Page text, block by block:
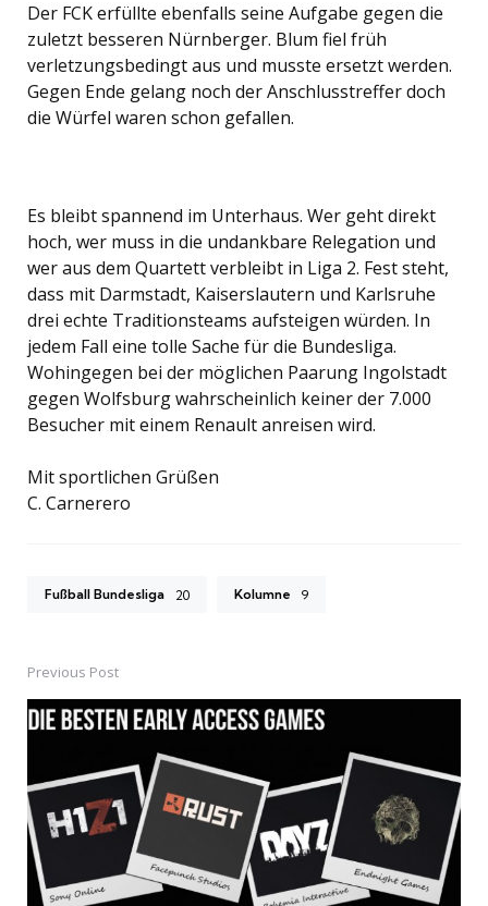
Der FCK erfüllte ebenfalls seine Aufgabe gegen die
zuletzt besseren Nürnberger. Blum fiel früh
verletzungsbedingt aus und musste ersetzt werden.
Gegen Ende gelang noch der Anschlusstreffer doch
die Würfel waren schon gefallen.
Es bleibt spannend im Unterhaus. Wer geht direkt
hoch, wer muss in die undankbare Relegation und
wer aus dem Quartett verbleibt in Liga 2. Fest steht,
dass mit Darmstadt, Kaiserslautern und Karlsruhe
drei echte Traditionsteams aufsteigen würden. In
jedem Fall eine tolle Sache für die Bundesliga.
Wohingegen bei der möglichen Paarung Ingolstadt
gegen Wolfsburg wahrscheinlich keiner der 7.000
Besucher mit einem Renault anreisen wird.
Mit sportlichen Grüßen
C. Carnerero
Fußball Bundesliga 20 Kolumne 9
Post
navigation
Previous Post